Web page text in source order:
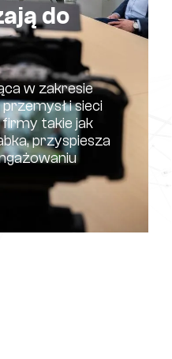
do
w zakresie
i sieci
takie jak
przyspiesza